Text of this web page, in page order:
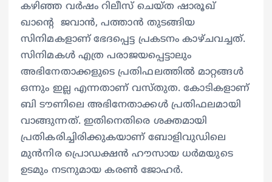
കഴിഞ്ഞ വർഷം റിലീസ് ചെയ്ത ഷാരൂഖ്
ഖാന്റെ ജവാൻ, പത്താൻ തുടങ്ങിയ
സിനിമകളാണ് ഭേദപ്പെട്ട പ്രകടനം കാഴ്ചവച്ചത്.
സിനിമകൾ എത്ര പരാജയപ്പെട്ടാലും
അഭിനേതാക്കളുടെ പ്രതിഫലത്തിൽ മാറ്റങ്ങൾ
ഒന്നും ഇല്ല എന്നതാണ് വസ്തുത. കോടികളാണ്
ബി ടൗണിലെ അഭിനേതാക്കൾ പ്രതിഫലമായി
വാങ്ങുന്നത്. ഇതിനെതിരെ ശക്തമായി
പ്രതികരിച്ചിരിക്കുകയാണ് ബോളിവുഡിലെ
മുന്‍നിര പ്രൊഡക്ഷൻ ഹൗസായ ധര്‍മയുടെ
ഉടമും നടനുമായ കരണ്‍ ജോഹര്‍.